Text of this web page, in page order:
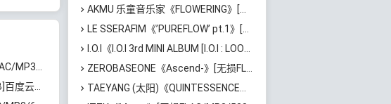
云网盘下载
盘下载
AKMU 乐童音乐家《FLOWERING》[无损FLAC/MP3/530MB]百度云网盘下载
LE SSERAFIM《’PUREFLOW’ pt.1》[无损FLAC/MP3/386MB]百度云网盘下载
I.O.I《I.O.I 3rd MINI ALBUM [I.O.I : LOOP]》[无损FLAC/MP3/486MB]百度云网盘下载
ZEROBASEONE《Ascend-》[无损FLAC/MP3/444MB]百度云网盘下载
TAEYANG (太阳)《QUINTESSENCE》[无损FLAC/MP3/421MB]百度云网盘下载